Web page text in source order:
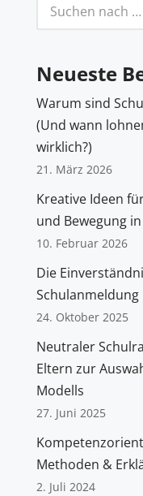
Neueste
Warum sind
(Und wann
wirklich?)
21. März 2026
Kreative Ideen
und Bewegung
10. Februar 2026
Die
Schulanmeldung
24. Oktober 2025
Neutraler
Eltern zur
Modells
27. Juni 2025
Methoden &
2. Juli 2024